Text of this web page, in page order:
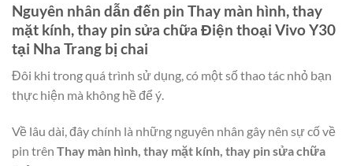
Nguyên nhân dẫn đến pin Thay màn hình, thay
mặt kính, thay pin sửa chữa Điện thoại Vivo Y30
tại Nha Trang bị chai
Đôi khi trong quá trình sử dụng, có một số thao tác nhỏ bạn
thực hiện mà không hề để ý.
Về lâu dài, đây chính là những nguyên nhân gây nên sự cố về
pin trên Thay màn hình, thay mặt kính, thay pin sửa chữa